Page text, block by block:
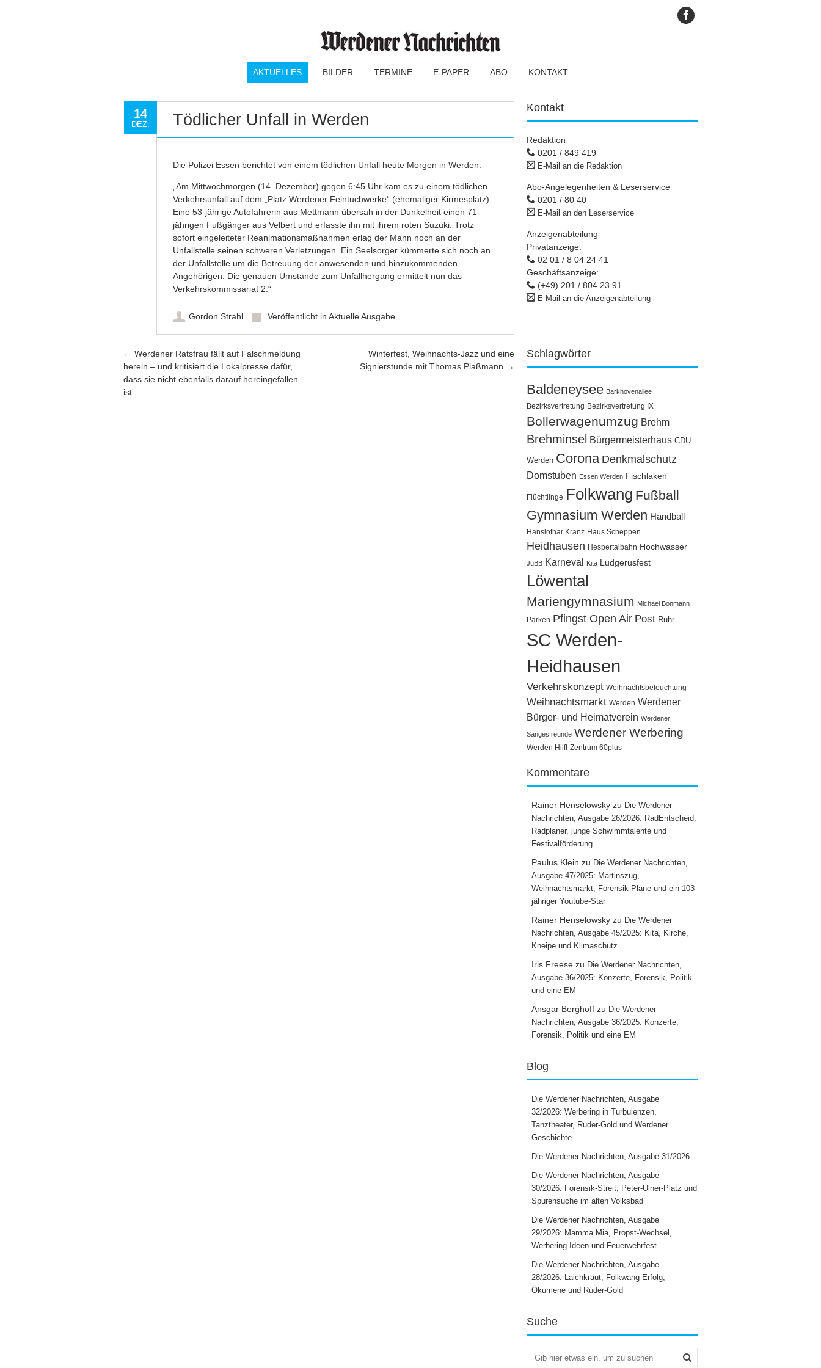
AKTUELLES BILDER TERMINE E-PAPER ABO KONTAKT
14
DEZ. Tödlicher Unfall in Werden
Die Polizei Essen berichtet von einem tödlichen Unfall heute Morgen in Werden:
„Am Mittwochmorgen (14. Dezember) gegen 6:45 Uhr kam es zu einem tödlichen
Verkehrsunfall auf dem „Platz Werdener Feintuchwerke“ (ehemaliger Kirmesplatz).
Eine 53-jährige Autofahrerin aus Mettmann übersah in der Dunkelheit einen 71-
jährigen Fußgänger aus Velbert und erfasste ihn mit ihrem roten Suzuki. Trotz
sofort eingeleiteter Reanimationsmaßnahmen erlag der Mann noch an der
Unfallstelle seinen schweren Verletzungen. Ein Seelsorger kümmerte sich noch an
der Unfallstelle um die Betreuung der anwesenden und hinzukommenden
Angehörigen. Die genauen Umstände zum Unfallhergang ermittelt nun das
Verkehrskommissariat 2.“
Gordon Strahl Veröffentlicht in Aktuelle Ausgabe
Artikel-Navigation
← Werdener Ratsfrau fällt auf Falschmeldung
herein – und kritisiert die Lokalpresse dafür,
dass sie nicht ebenfalls darauf hereingefallen
ist
Winterfest, Weihnachts-Jazz und eine
Signierstunde mit Thomas Plaßmann →
Kontakt
Redaktion
0201 / 849 419
E-Mail an die Redaktion
Abo-Angelegenheiten & Leserservice
0201 / 80 40
E-Mail an den Leserservice
Anzeigenabteilung
Privatanzeige:
02 01 / 8 04 24 41
Geschäftsanzeige:
(+49) 201 / 804 23 91
E-Mail an die Anzeigenabteilung
Schlagwörter
Baldeneysee Barkhovenallee
Bezirksvertretung Bezirksvertretung IX
Bollerwagenumzug Brehm
Brehminsel Bürgermeisterhaus CDU
Werden Corona Denkmalschutz
Domstuben Essen Werden Fischlaken
Flüchtlinge Folkwang Fußball
Gymnasium Werden Handball
Hanslothar Kranz Haus Scheppen
Heidhausen Hespertalbahn Hochwasser
JuBB Karneval Kita Ludgerusfest
Löwental
Mariengymnasium Michael Bonmann
Parken Pfingst Open Air Post Ruhr
SC Werden-
Heidhausen
Verkehrskonzept Weihnachtsbeleuchtung
Weihnachtsmarkt Werden Werdener
Bürger- und Heimatverein Werdener
Sangesfreunde Werdener Werbering
Werden Hilft Zentrum 60plus
Kommentare
Rainer Henselowsky zu Die Werdener
Nachrichten, Ausgabe 26/2026: RadEntscheid,
Radplaner, junge Schwimmtalente und
Festivalförderung
Paulus Klein zu Die Werdener Nachrichten,
Ausgabe 47/2025: Martinszug,
Weihnachtsmarkt, Forensik-Pläne und ein 103-
jähriger Youtube-Star
Rainer Henselowsky zu Die Werdener
Nachrichten, Ausgabe 45/2025: Kita, Kirche,
Kneipe und Klimaschutz
Iris Freese zu Die Werdener Nachrichten,
Ausgabe 36/2025: Konzerte, Forensik, Politik
und eine EM
Ansgar Berghoff zu Die Werdener
Nachrichten, Ausgabe 36/2025: Konzerte,
Forensik, Politik und eine EM
Blog
Die Werdener Nachrichten, Ausgabe
32/2026: Werbering in Turbulenzen,
Tanztheater, Ruder-Gold und Werdener
Geschichte
Die Werdener Nachrichten, Ausgabe 31/2026:
Die Werdener Nachrichten, Ausgabe
30/2026: Forensik-Streit, Peter-Ulner-Platz und
Spurensuche im alten Volksbad
Die Werdener Nachrichten, Ausgabe
29/2026: Mamma Mia, Propst-Wechsel,
Werbering-Ideen und Feuerwehrfest
Die Werdener Nachrichten, Ausgabe
28/2026: Laichkraut, Folkwang-Erfolg,
Ökumene und Ruder-Gold
Suche
Suchen